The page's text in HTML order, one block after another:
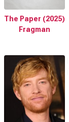
The Paper (2025)
Fragman